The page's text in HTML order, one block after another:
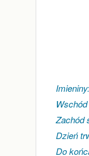
Imieniny:
Zachód
Dzień
Do